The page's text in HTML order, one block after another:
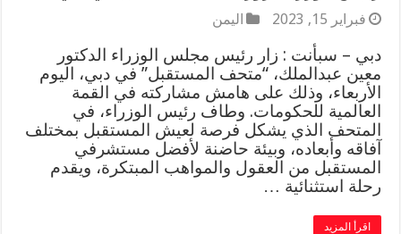
فبراير 15, 2023 اليمن
دبي – سبأنت : زار رئيس مجلس الوزراء الدكتور
معين عبدالملك، “متحف المستقبل” في دبي، اليوم
الأربعاء، وذلك على هامش مشاركته في القمة
العالمية للحكومات. وطاف رئيس الوزراء، في
المتحف الذي يشكل فرصة لعيش المستقبل بمختلف
آفاقه وأبعاده، وبيئة حاضنة لأفضل مستشرفي
المستقبل من العقول والمواهب المبتكرة، ويقدم
رحلة استثنائية …
اقرأ المزيد